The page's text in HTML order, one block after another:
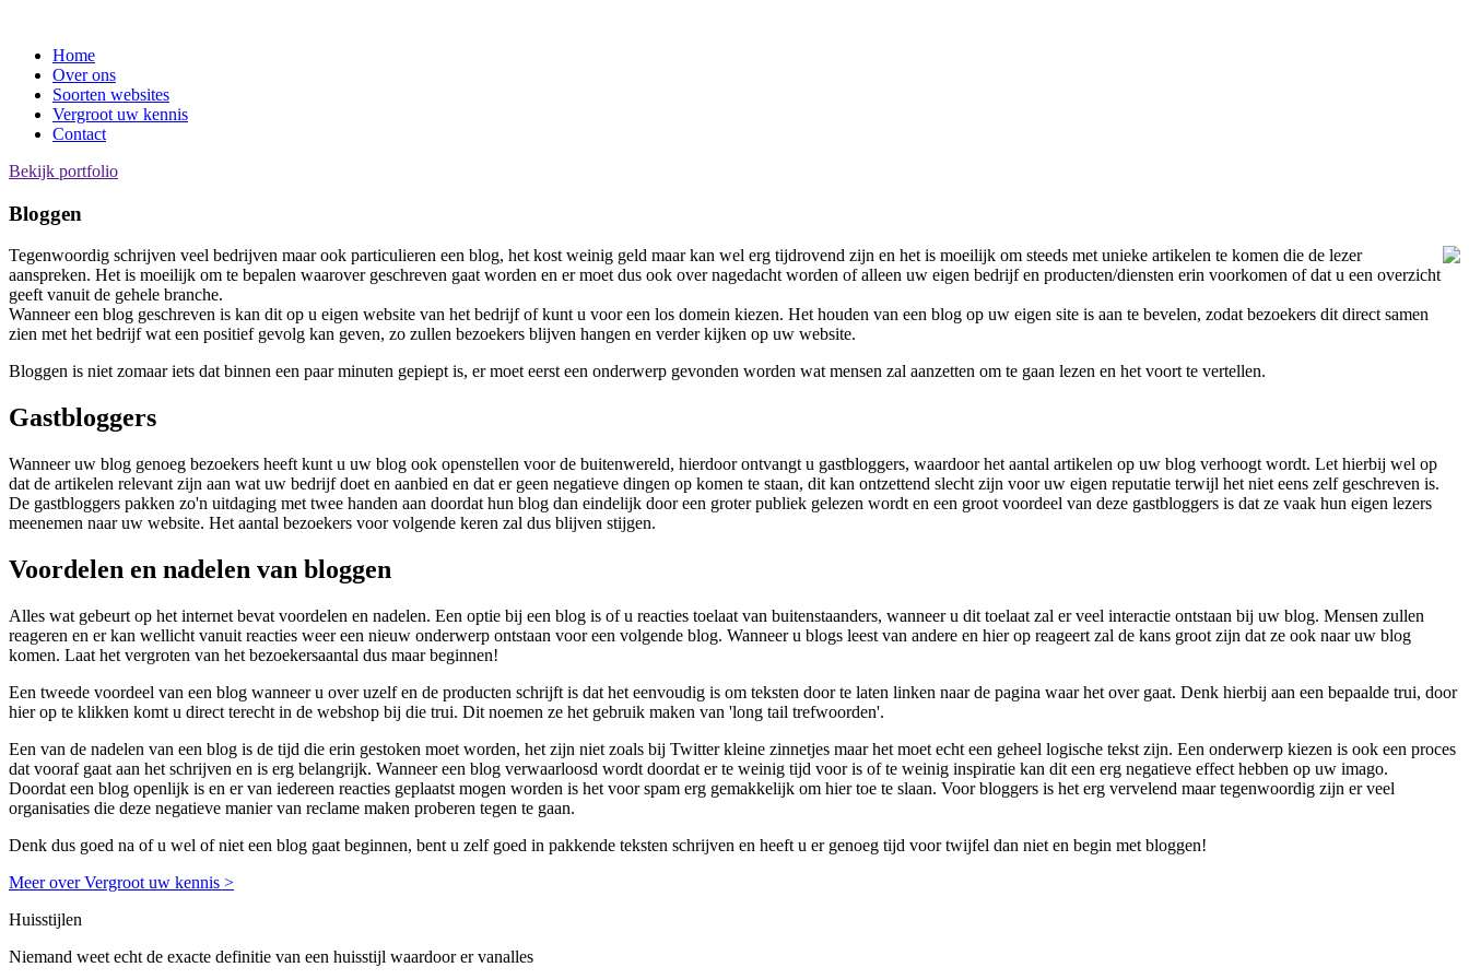
Home
Over ons
Soorten websites
Vergroot uw kennis
Contact
Bekijk portfolio
Bloggen
Tegenwoordig schrijven veel bedrijven maar ook particulieren een blog, het kost weinig geld maar kan wel erg tijdrovend zijn en het is moeilijk om steeds met unieke artikelen te komen die de lezer
aanspreken. Het is moeilijk om te bepalen waarover geschreven gaat worden en er moet dus ook over nagedacht worden of alleen uw eigen bedrijf en producten/diensten erin voorkomen of dat u een overzicht
geeft vanuit de gehele branche.
Wanneer een blog geschreven is kan dit op u eigen website van het bedrijf of kunt u voor een los domein kiezen. Het houden van een blog op uw eigen site is aan te bevelen, zodat bezoekers dit direct samen
zien met het bedrijf wat een positief gevolg kan geven, zo zullen bezoekers blijven hangen en verder kijken op uw website.
Bloggen is niet zomaar iets dat binnen een paar minuten gepiept is, er moet eerst een onderwerp gevonden worden wat mensen zal aanzetten om te gaan lezen en het voort te vertellen.
Gastbloggers
Wanneer uw blog genoeg bezoekers heeft kunt u uw blog ook openstellen voor de buitenwereld, hierdoor ontvangt u gastbloggers, waardoor het aantal artikelen op uw blog verhoogt wordt. Let hierbij wel op
dat de artikelen relevant zijn aan wat uw bedrijf doet en aanbied en dat er geen negatieve dingen op komen te staan, dit kan ontzettend slecht zijn voor uw eigen reputatie terwijl het niet eens zelf geschreven is.
De gastbloggers pakken zo'n uitdaging met twee handen aan doordat hun blog dan eindelijk door een groter publiek gelezen wordt en een groot voordeel van deze gastbloggers is dat ze vaak hun eigen lezers
meenemen naar uw website. Het aantal bezoekers voor volgende keren zal dus blijven stijgen.
Voordelen en nadelen van bloggen
Alles wat gebeurt op het internet bevat voordelen en nadelen. Een optie bij een blog is of u reacties toelaat van buitenstaanders, wanneer u dit toelaat zal er veel interactie ontstaan bij uw blog. Mensen zullen
reageren en er kan wellicht vanuit reacties weer een nieuw onderwerp ontstaan voor een volgende blog. Wanneer u blogs leest van andere en hier op reageert zal de kans groot zijn dat ze ook naar uw blog
komen. Laat het vergroten van het bezoekersaantal dus maar beginnen!
Een tweede voordeel van een blog wanneer u over uzelf en de producten schrijft is dat het eenvoudig is om teksten door te laten linken naar de pagina waar het over gaat. Denk hierbij aan een bepaalde trui, door
hier op te klikken komt u direct terecht in de webshop bij die trui. Dit noemen ze het gebruik maken van 'long tail trefwoorden'.
Een van de nadelen van een blog is de tijd die erin gestoken moet worden, het zijn niet zoals bij Twitter kleine zinnetjes maar het moet echt een geheel logische tekst zijn. Een onderwerp kiezen is ook een proces
dat vooraf gaat aan het schrijven en is erg belangrijk. Wanneer een blog verwaarloosd wordt doordat er te weinig tijd voor is of te weinig inspiratie kan dit een erg negatieve effect hebben op uw imago.
Doordat een blog openlijk is en er van iedereen reacties geplaatst mogen worden is het voor spam erg gemakkelijk om hier toe te slaan. Voor bloggers is het erg vervelend maar tegenwoordig zijn er veel
organisaties die deze negatieve manier van reclame maken proberen tegen te gaan.
Denk dus goed na of u wel of niet een blog gaat beginnen, bent u zelf goed in pakkende teksten schrijven en heeft u er genoeg tijd voor twijfel dan niet en begin met bloggen!
Meer over Vergroot uw kennis >
Huisstijlen
Niemand weet echt de exacte definitie van een huisstijl waardoor er vanalles